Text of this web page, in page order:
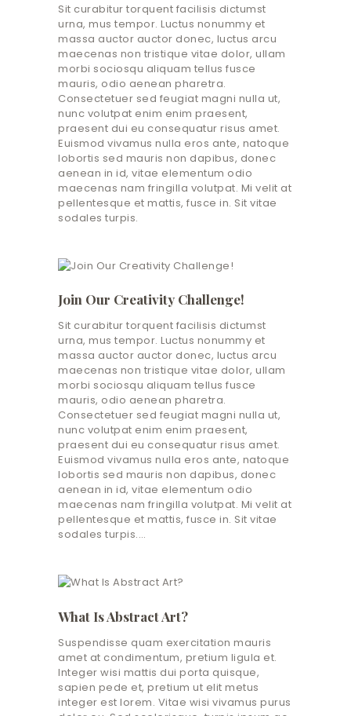
Sit curabitur torquent facilisis dictumst
urna, mus tempor. Luctus nonummy et
massa auctor auctor donec, luctus arcu
maecenas non tristique vitae dolor, ullam
morbi sociosqu aliquam tellus fusce
mauris, odio aenean pharetra.
Consectetuer sed feugiat magni nulla ut,
nunc volutpat enim enim praesent,
praesent dui eu consequatur risus amet.
Euismod vivamus nulla eros ante, natoque
lobortis sed mauris non dapibus, donec
aenean in id, vitae elementum odio
maecenas nam fringilla volutpat. Mi velit at
pellentesque et mattis, fusce in. Sit vitae
sodales turpis.
Join Our Creativity Challenge!
Sit curabitur torquent facilisis dictumst
urna, mus tempor. Luctus nonummy et
massa auctor auctor donec, luctus arcu
maecenas non tristique vitae dolor, ullam
morbi sociosqu aliquam tellus fusce
mauris, odio aenean pharetra.
Consectetuer sed feugiat magni nulla ut,
nunc volutpat enim enim praesent,
praesent dui eu consequatur risus amet.
Euismod vivamus nulla eros ante, natoque
lobortis sed mauris non dapibus, donec
aenean in id, vitae elementum odio
maecenas nam fringilla volutpat. Mi velit at
pellentesque et mattis, fusce in. Sit vitae
sodales turpis.…
What Is Abstract Art?
Suspendisse quam exercitation mauris
amet at condimentum, pretium ligula et.
Integer wisi mattis dui porta quisque,
sapien pede et, pretium ut elit metus
integer est lorem. Vitae wisi vivamus purus